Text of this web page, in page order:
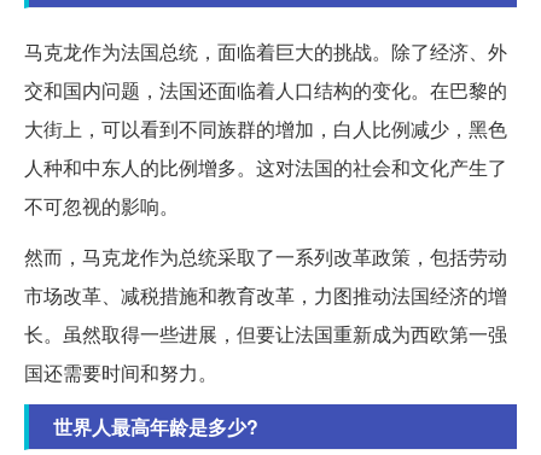
马克龙作为法国总统，面临着巨大的挑战。除了经济、外
交和国内问题，法国还面临着人口结构的变化。在巴黎的
大街上，可以看到不同族群的增加，白人比例减少，黑色
人种和中东人的比例增多。这对法国的社会和文化产生了
不可忽视的影响。
然而，马克龙作为总统采取了一系列改革政策，包括劳动
市场改革、减税措施和教育改革，力图推动法国经济的增
长。虽然取得一些进展，但要让法国重新成为西欧第一强
国还需要时间和努力。
世界人最高年龄是多少?